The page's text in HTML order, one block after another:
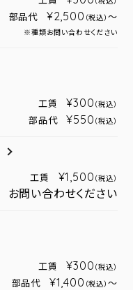
部品代 ¥2,500 （税込） ～
※種類お問い合わせください
工賃 ¥300 （税込）
部品代 ¥550 （税込）
工賃 ¥1,500 （税込）
お問い合わせください
工賃 ¥300 （税込）
部品代 ¥1,400 （税込） ～